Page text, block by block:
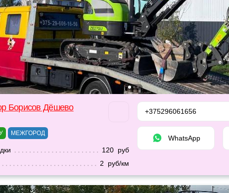
Борисов Дёшево
МЕЖГОРОД
120 руб
2 руб/км
+375296061656
WhatsApp